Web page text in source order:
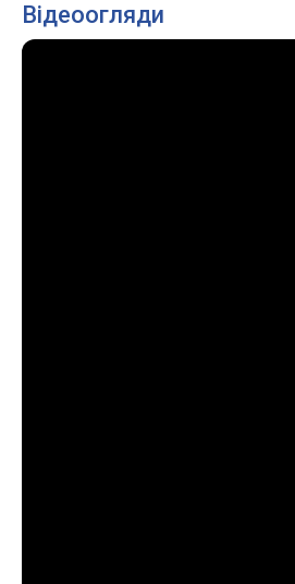
Відеоогляди